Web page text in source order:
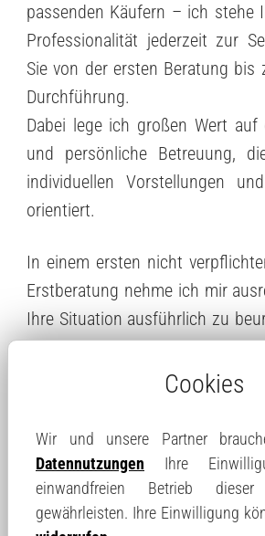
passenden Käufern – ich stehe
Professionalität jederzeit zur
Sie von der ersten Beratung bis
Durchführung.
Dabei lege ich großen Wert auf
und persönliche Betreuung,
individuellen Vorstellungen
orientiert.
In einem ersten nicht
Erstberatung nehme ich mir
Ihre Situation ausführlich zu
die besten Varianten für
Verkauf in Magdala und der
Informationshinweise, wie
effizienter am Markt positionieren
Wenn Sie einen zuverlässigen
Cookies
Wir und unsere Partner
Datennutzungen Ihre
einwandfreien Betrieb
gewährleisten. Ihre Einwilligung